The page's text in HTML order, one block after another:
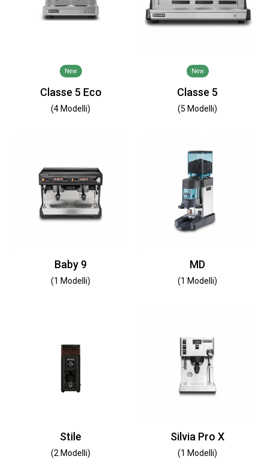
New
Classe 5 Eco
(4 Modelli)
New
Classe 5
(5 Modelli)
Baby 9
(1 Modelli)
MD
(1 Modelli)
Stile
(2 Modelli)
Silvia Pro X
(1 Modelli)